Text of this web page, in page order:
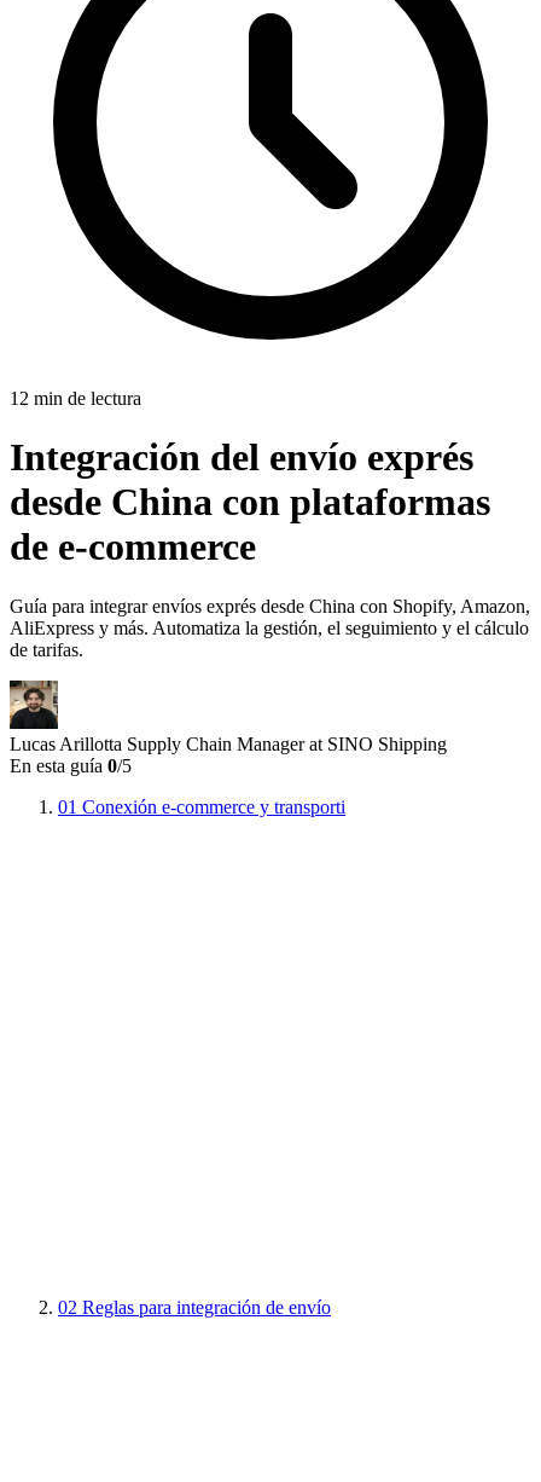
12 min de lectura
Integración del envío exprés
desde China con plataformas
de e-commerce
Guía para integrar envíos exprés desde China con Shopify, Amazon,
AliExpress y más. Automatiza la gestión, el seguimiento y el cálculo
de tarifas.
Lucas Arillotta Supply Chain Manager at SINO Shipping
En esta guía 0/5
01 Conexión e-commerce y transporti
02 Reglas para integración de envío